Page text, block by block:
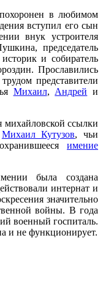
в любимом
вступил его сын
внук устроителя
председатель
и собиратель
Прославились
представители
Михаил, Андрей и
ссылки
Михаил Кутузов, чьи
имение
была создана
интернат и
значительно
войны. В года
военный госпиталь.
и не функционирует.